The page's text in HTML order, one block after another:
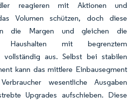
reagieren mit Aktionen und
Volumen schützen, doch diese
die Margen und gleichen die
Haushalten mit begrenztem
vollständig aus. Selbst bei stabilen
kann das mittlere Einbausegment
wesentliche Ausgaben
Upgrades aufschieben. Diese